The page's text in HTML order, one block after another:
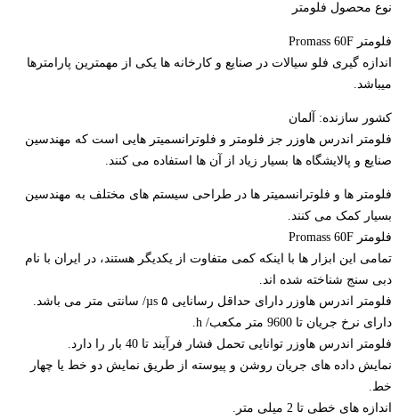
نوع محصول فلومتر
فلومتر Promass 60F
اندازه گیری فلو سیالات در صنایع و کارخانه ها یکی از مهمترین پارامترها
میباشد.
کشور سازنده: آلمان
فلومتر اندرس هاوزر جز فلومتر و فلوترانسمیتر هایی است که مهندسین
صنایع و پالایشگاه ها بسیار زیاد از آن ها استفاده می کنند.
فلومتر ها و فلوترانسمیتر ها در طراحی سیستم های مختلف به مهندسین
بسیار کمک می کنند.
فلومتر Promass 60F
تمامی این ابزار ها با اینکه کمی متفاوت از یکدیگر هستند، در ایران با نام
دبی سنج شناخته شده اند.
فلومتر اندرس هاوزر دارای حداقل رسانایی ۵ µs/ سانتی متر می باشد.
دارای نرخ جریان تا 9600 متر مکعب/ h.
فلومتر اندرس هاوزر توانایی تحمل فشار فرآیند تا 40 بار را دارد.
نمایش داده های جریان روشن و پیوسته از طریق نمایش دو خط یا چهار
خط.
اندازه های خطی تا 2 میلی متر.